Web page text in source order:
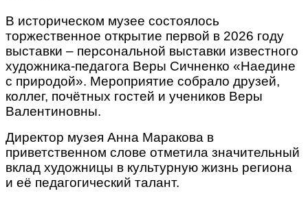
В историческом музее состоялось
торжественное открытие первой в 2026 году
выставки – персональной выставки известного
художника-педагога Веры Сичненко «Наедине
с природой». Мероприятие собрало друзей,
коллег, почётных гостей и учеников Веры
Валентиновны.
Директор музея Анна Маракова в
приветственном слове отметила значительный
вклад художницы в культурную жизнь региона
и её педагогический талант.